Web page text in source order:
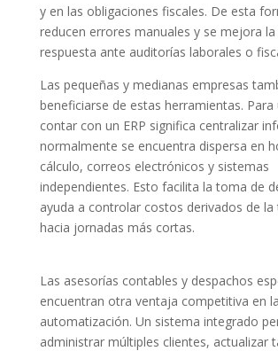
y en las obligaciones fiscales. De esta
reducen errores manuales y se mejora la
respuesta ante auditorías laborales o
Las pequeñas y medianas empresas
beneficiarse de estas herramientas. Para
contar con un ERP significa centralizar
normalmente se encuentra dispersa en
cálculo, correos electrónicos y sistemas
independientes. Esto facilita la toma de
ayuda a controlar costos derivados de la
hacia jornadas más cortas.
Las asesorías contables y despachos
encuentran otra ventaja competitiva en la
automatización. Un sistema integrado
administrar múltiples clientes, actualizar